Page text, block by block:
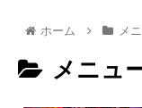
ホーム メ
メニュ